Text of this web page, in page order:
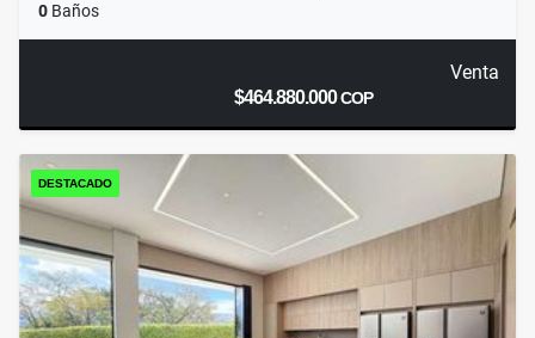
0 Baños
Venta
$464.880.000COP
DESTACADO